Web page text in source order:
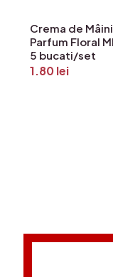
Crema de
Parfum Floral
5 bucati/set
1.80lei